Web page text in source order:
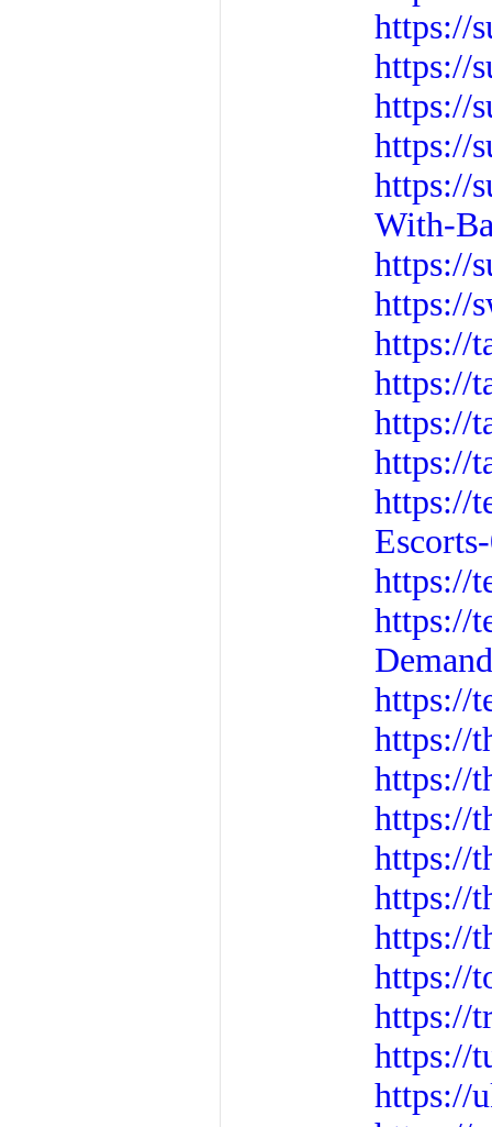
https://
https://
https://
https://
https://
With-
https://
https://
https://
https://
https://
https://
https://
https://
https://
https://
https://
https://
https://
https://
https://
https://
https://
https://
https://
https://